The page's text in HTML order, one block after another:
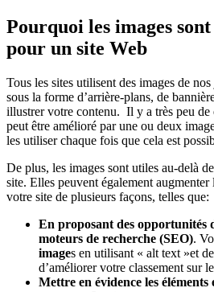
Pourquoi les images
pour un site Web
Tous les sites utilisent des images de
sous la forme d’arrière-plans, de
illustrer votre contenu. Il y a très peu de
peut être amélioré par une ou deux
les utiliser chaque fois que cela est
De plus, les images sont utiles au-delà
site. Elles peuvent également
votre site de plusieurs façons, telles que:
En proposant des opportunités
moteurs de recherche (SEO).
images en utilisant « alt text »et
d’améliorer votre classement sur
Mettre en évidence les éléments